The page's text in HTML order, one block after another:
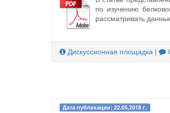
по изучению
рассматривать
Дискуссионная площадка |
Дата публикации: 22.05.2018 г.